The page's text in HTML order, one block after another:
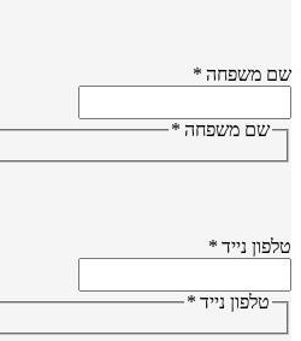
משפחה*
שם משפחה*
נייד*
טלפון נייד*